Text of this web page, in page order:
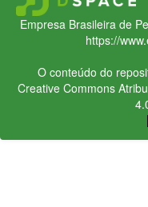
Empresa Brasileira de
https://
O conteúdo do
Creative Commons